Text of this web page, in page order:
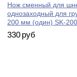
Нож сменный для
однозаходный для
200 мм (один) SK-200
330 руб